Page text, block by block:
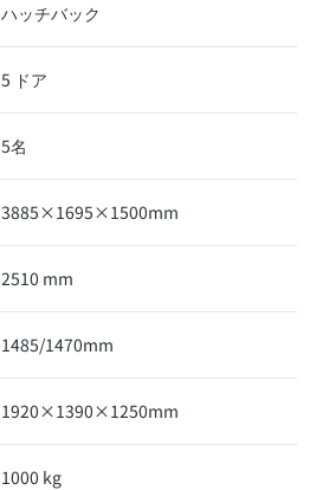
ハッチバック
5 ドア
5名
3885×1695×1500mm
2510 mm
1485/1470mm
1920×1390×1250mm
1000 kg